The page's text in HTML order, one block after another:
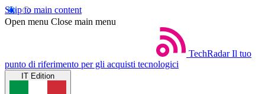
Skip to main content
Open menu Close main menu
TechRadar Il tuo
punto di riferimento per gli acquisti tecnologici
IT Edition